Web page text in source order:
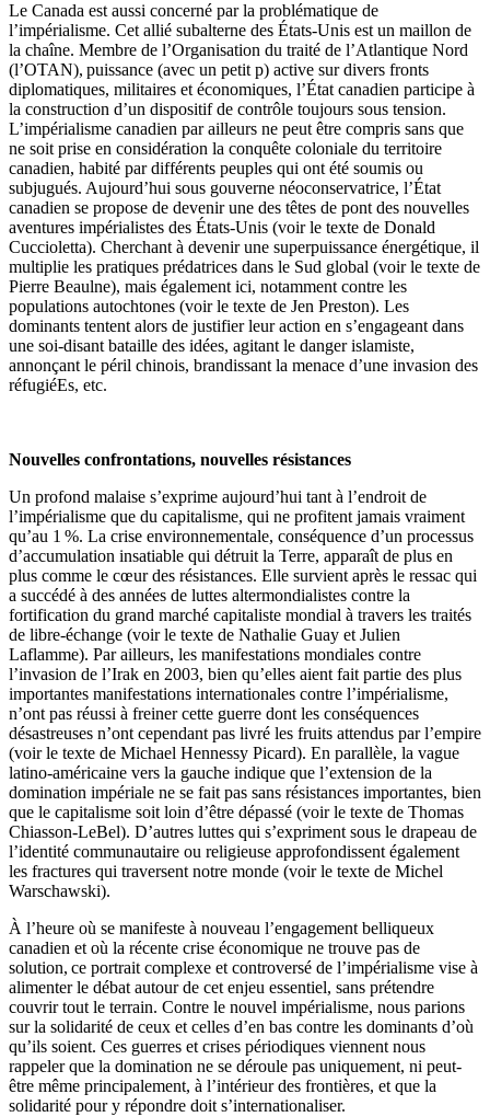
Le Canada est aussi concerné par la problématique de
l’impérialisme. Cet allié subalterne des États-Unis est un maillon de
la chaîne. Membre de l’Organisation du traité de l’Atlantique Nord
(l’OTAN), puissance (avec un petit p) active sur divers fronts
diplomatiques, militaires et économiques, l’État canadien participe à
la construction d’un dispositif de contrôle toujours sous tension.
L’impérialisme canadien par ailleurs ne peut être compris sans que
ne soit prise en considération la conquête coloniale du territoire
canadien, habité par différents peuples qui ont été soumis ou
subjugués. Aujourd’hui sous gouverne néoconservatrice, l’État
canadien se propose de devenir une des têtes de pont des nouvelles
aventures impérialistes des États-Unis (voir le texte de Donald
Cuccioletta). Cherchant à devenir une superpuissance énergétique, il
multiplie les pratiques prédatrices dans le Sud global (voir le texte de
Pierre Beaulne), mais également ici, notamment contre les
populations autochtones (voir le texte de Jen Preston). Les
dominants tentent alors de justifier leur action en s’engageant dans
une soi-disant bataille des idées, agitant le danger islamiste,
annonçant le péril chinois, brandissant la menace d’une invasion des
réfugiéEs, etc.
Nouvelles confrontations, nouvelles résistances
Un profond malaise s’exprime aujourd’hui tant à l’endroit de
l’impérialisme que du capitalisme, qui ne profitent jamais vraiment
qu’au 1 %. La crise environnementale, conséquence d’un processus
d’accumulation insatiable qui détruit la Terre, apparaît de plus en
plus comme le cœur des résistances. Elle survient après le ressac qui
a succédé à des années de luttes altermondialistes contre la
fortification du grand marché capitaliste mondial à travers les traités
de libre-échange (voir le texte de Nathalie Guay et Julien
Laflamme). Par ailleurs, les manifestations mondiales contre
l’invasion de l’Irak en 2003, bien qu’elles aient fait partie des plus
importantes manifestations internationales contre l’impérialisme,
n’ont pas réussi à freiner cette guerre dont les conséquences
désastreuses n’ont cependant pas livré les fruits attendus par l’empire
(voir le texte de Michael Hennessy Picard). En parallèle, la vague
latino-américaine vers la gauche indique que l’extension de la
domination impériale ne se fait pas sans résistances importantes, bien
que le capitalisme soit loin d’être dépassé (voir le texte de Thomas
Chiasson-LeBel). D’autres luttes qui s’expriment sous le drapeau de
l’identité communautaire ou religieuse approfondissent également
les fractures qui traversent notre monde (voir le texte de Michel
Warschawski).
À l’heure où se manifeste à nouveau l’engagement belliqueux
canadien et où la récente crise économique ne trouve pas de
solution, ce portrait complexe et controversé de l’impérialisme vise à
alimenter le débat autour de cet enjeu essentiel, sans prétendre
couvrir tout le terrain. Contre le nouvel impérialisme, nous parions
sur la solidarité de ceux et celles d’en bas contre les dominants d’où
qu’ils soient. Ces guerres et crises périodiques viennent nous
rappeler que la domination ne se déroule pas uniquement, ni peut-
être même principalement, à l’intérieur des frontières, et que la
solidarité pour y répondre doit s’internationaliser.